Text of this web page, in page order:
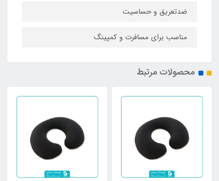
ضدتعریق و حساسیت
مناسب برای مسافرت و کمپینگ
محصولات مرتبط